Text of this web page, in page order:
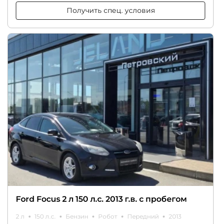
Получить спец. условия
Ford Focus 2 л 150 л.с. 2013 г.в. с пробегом
2 л 150 л.с. Бензин Робот Передний 2013